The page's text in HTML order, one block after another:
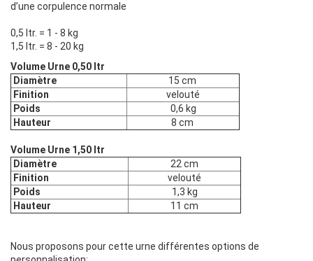
d’une corpulence normale
0,5 ltr. = 1 - 8 kg
1,5 ltr. = 8 - 20 kg
Volume Urne 0,50 ltr
Diamètre
15 cm
Finition
velouté
Poids
0,6 kg
Hauteur
8 cm
Volume Urne 1,50 ltr
Diamètre
22 cm
Finition
velouté
Poids
1,3 kg
Hauteur
11 cm
Nous proposons pour cette urne différentes options de